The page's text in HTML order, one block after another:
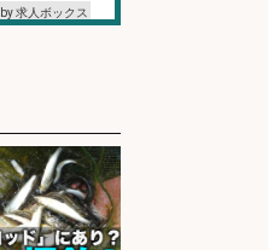
求人ボックス
品出し/
取得で
フ五日市
求人ボックス